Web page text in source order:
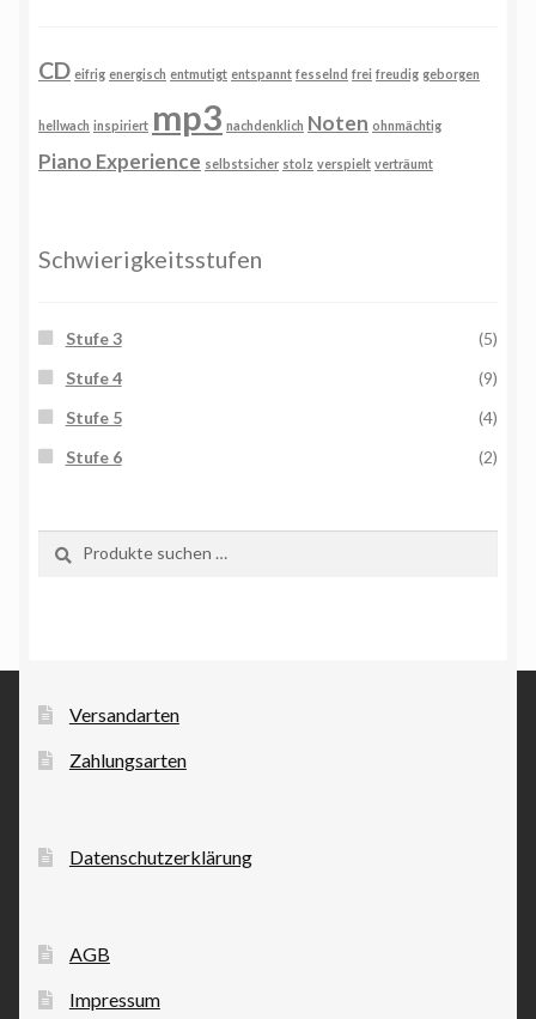
CD eifrig energisch entmutigt entspannt fesselnd frei freudig geborgen
hellwach inspiriert mp3 nachdenklich Noten ohnmächtig
Piano Experience selbstsicher stolz verspielt verträumt
Schwierigkeitsstufen
Stufe 3
(5)
Stufe 4
(9)
Stufe 5
(4)
Stufe 6
(2)
nach:
Versandarten
Zahlungsarten
Datenschutzerklärung
AGB
Impressum